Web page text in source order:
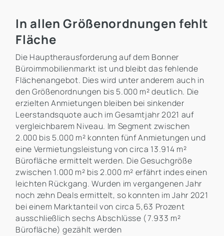
In allen Größenordnungen fehlt
Fläche
Die Hauptherausforderung auf dem Bonner
Büroimmobilienmarkt ist und bleibt das fehlende
Flächenangebot. Dies wird unter anderem auch in
den Größenordnungen bis 5.000 m² deutlich. Die
erzielten Anmietungen bleiben bei sinkender
Leerstandsquote auch im Gesamtjahr 2021 auf
vergleichbarem Niveau. Im Segment zwischen
2.000 bis 5.000 m² konnten fünf Anmietungen und
eine Vermietungsleistung von circa 13.914 m²
Bürofläche ermittelt werden. Die Gesuchgröße
zwischen 1.000 m² bis 2.000 m² erfährt indes einen
leichten Rückgang. Wurden im vergangenen Jahr
noch zehn Deals ermittelt, so konnten im Jahr 2021
bei einem Marktanteil von circa 5,63 Prozent
ausschließlich sechs Abschlüsse (7.933 m²
Bürofläche) gezählt werden